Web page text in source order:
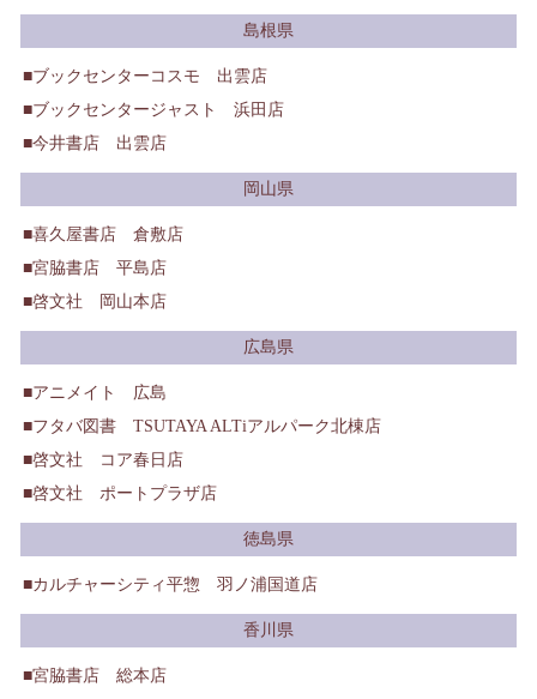
島根県
ブックセンターコスモ 出雲店
ブックセンタージャスト 浜田店
今井書店 出雲店
岡山県
喜久屋書店 倉敷店
宮脇書店 平島店
啓文社 岡山本店
広島県
アニメイト 広島
フタバ図書 TSUTAYA ALTiアルパーク北棟店
啓文社 コア春日店
啓文社 ポートプラザ店
徳島県
カルチャーシティ平惣 羽ノ浦国道店
香川県
宮脇書店 総本店